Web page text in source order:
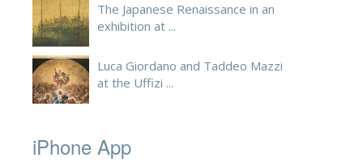
The Japanese Renaissance in an
exhibition at ...
Luca Giordano and Taddeo Mazzi
at the Uffizi ...
iPhone App